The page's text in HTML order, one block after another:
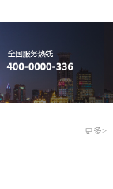
更多>